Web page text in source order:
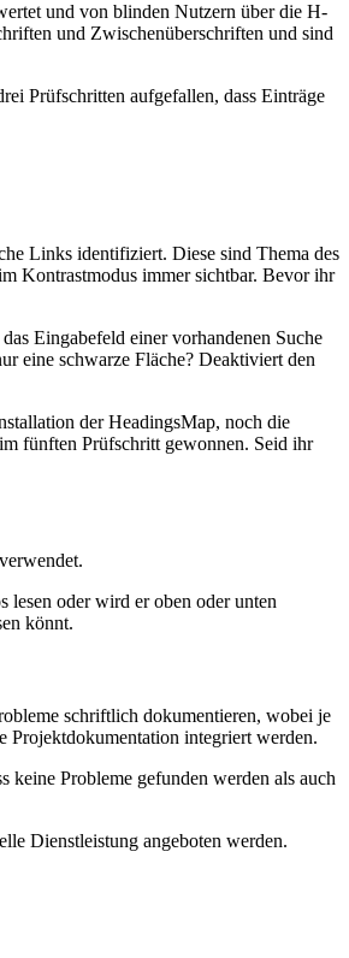
und von blinden Nutzern über die H-
und Zwischenüberschriften und sind
Prüfschritten aufgefallen, dass Einträge
Links identifiziert. Diese sind Thema des
Kontrastmodus immer sichtbar. Bevor ihr
Eingabefeld einer vorhandenen Suche
eine schwarze Fläche? Deaktiviert den
der HeadingsMap, noch die
fünften Prüfschritt gewonnen. Seid ihr
lesen oder wird er oben oder unten
könnt.
schriftlich dokumentieren, wobei je
Projektdokumentation integriert werden.
Probleme gefunden werden als auch
Dienstleistung angeboten werden.